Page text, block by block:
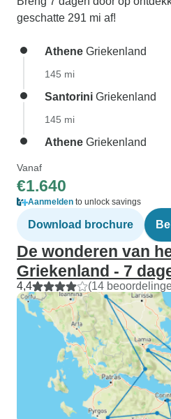
geschatte 291 mi af!
Athene Griekenland
145 mi
Santorini Griekenland
145 mi
Athene Griekenland
Vanaf
€1.640
Aanmelden to unlock savings
Download brochure
De wonderen van
Griekenland - 7
4,4 (14